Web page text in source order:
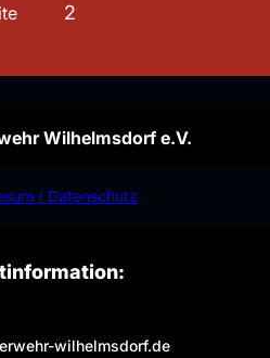
2
Wilhelmsdorf e.V.
/ Datenschutz
wilhelmsdorf.de